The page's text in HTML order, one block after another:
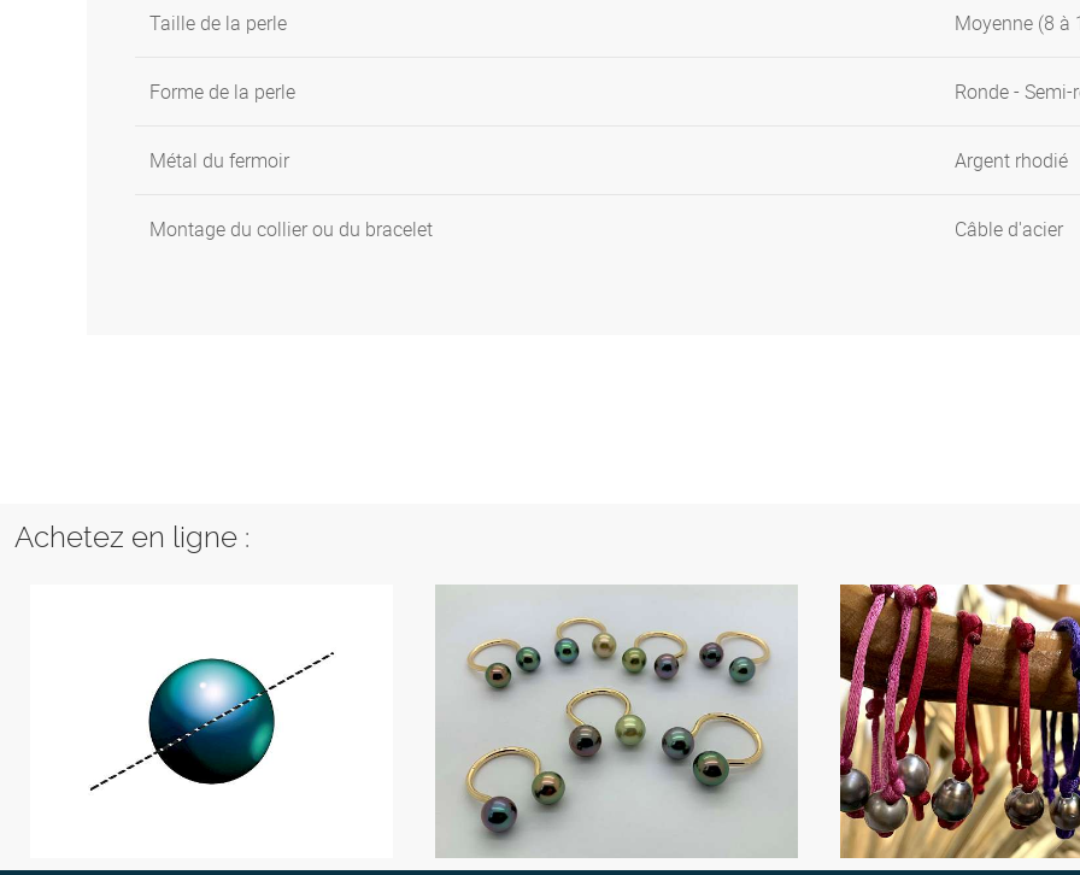
Taille de la perle Moyenne (8 à
Forme de la perle Ronde - Semi-
Métal du fermoir Argent rhodié
Montage du collier ou du bracelet Câble d'acier
Achetez en ligne :